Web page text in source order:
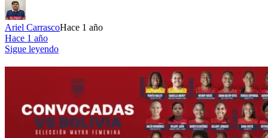
Ariel CarrascoHace 1 año
Hace 1 año
Sigue leyendo